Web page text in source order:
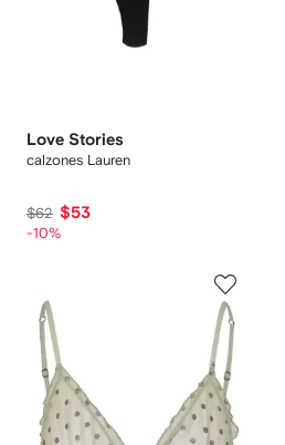
Love Stories
calzones Lauren
$62 $53
-10%